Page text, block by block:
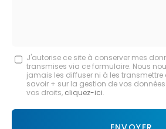
Message
J'autorise ce site à conserver mes
transmises via ce formulaire. Nous
jamais les diffuser ni à les transmettre
savoir + sur la gestion de vos
vos droits, cliquez-ici.
Acceptation